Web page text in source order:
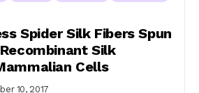
Spider Silk Fibers Spun
Silk
Cells
10, 2017